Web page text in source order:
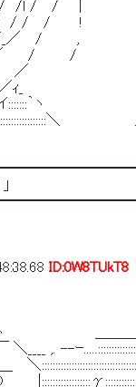
/l /　 /　　|　　 　 　
/　 　 !　　　　　
　 /　　　 ,
/　　　　　　
　　　　　　　　
_　　　　　 　 　 　
｀ヽ　　　　　 　
＼　　　　　　
ID:0W8TUkT8
　　　＿＿